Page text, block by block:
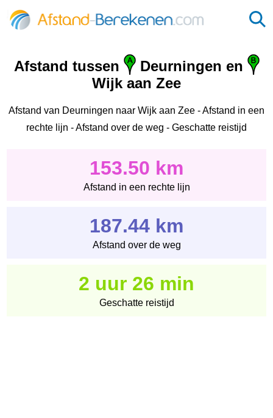
Afstand tussen
Deurningen en
Wijk aan Zee
Afstand van Deurningen naar Wijk aan Zee - Afstand in een
rechte lijn - Afstand over de weg - Geschatte reistijd
153.50 km
Afstand in een rechte lijn
187.44 km
Afstand over de weg
2 uur 26 min
Geschatte reistijd